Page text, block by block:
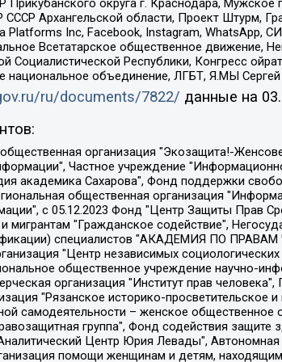
Прикубанского округа г. Краснодара,
Архангельской области, Проект Штурм,
Platforms Inc, Facebook, Instagram, WhatsApp,
Всетатарское общественное
Социалистической Республики, Конгресс
национальное объединение, ЛГБТ, Я.МЫ Сергей
ru/documents/7822/ данные на
организация социальной поддержки населения "Проект Апрель", Региональная общественная организация помощи женщинам и детям, находящимся в кризисной ситуации "Информационно-методический центр "Анна", Фонд содействия развитию массовых коммуникаций и правовому просвещению "Так-так-Так", Фонд содействия устойчивому развитию "Серебряная тайга", Свердловский региональный общественный фонд социальных проектов "Новое время", "Idel.Реалии", Кавказ.Реалии, Крым.Реалии, Телеканал Настоящее Время, Татаро-башкирская служба Радио Свобода (Azatliq Radiosi), Радио Свободная Европа/Радио Свобода (PCE/PC), "Сибирь.Реалии", "Фактограф", Благотворительный фонд помощи осужденным и их семьям, Автономная некоммерческая организация "Институт глобализации и социальных движений", Фонд "В защиту прав заключенных", Частное учреждение "Центр поддержки и содействия развитию средств массовой информации", Пензенский региональный общественный благотворительный фонд "Гражданский союз", "Север.Реалии", Некоммерческая организация Фонд "Правовая инициатива", Общество с ограниченной ответственностью "Радио Свободная Европа/Радио Свобода", Чешское информационное агентство "MEDIUM-ORIENT", Красноярская региональная общественная организация "Мы против СПИДа", Камалягин Денис Николаевич, Маркелов Сергей Евгеньевич, Пономарев Лев Александрович, Савицкая Людмила Алексеевна, Автономная некоммерческая организация "Центр по работе с проблемой насилия "НАСИЛИЮ.НЕТ", Межрегиональный профессиональный союз работников здравоохранения "Альянс врачей", Юридическое лицо, зарегистрированное в Латвийской Республике, SIA "Medusa Project" (регистрационный номер 40103797863, дата регистрации 10.06.2014), Некоммерческая организация "Фонд по борьбе с коррупцией", Автономная некоммерческая организация "Институт права и публичной политики", Баданин Роман Сергеевич, Гликин Максим Александрович, Железнова Мария Михайловна, Лукьянова Юлия Сергеевна, Маетная Елизавета Витальевна, Маняхин Петр Борисович, Чуракова Ольга Владимировна, Ярош Юлия Петровна, Юридическое лицо "The Insider SIA", зарегистрированное в Риге, Латвийская Республика (дата регистрации 26.06.2015), являющееся администратором доменного имени интернет-издания "The Insider SIA", https://theins.ru, Постернак Алексей Евгеньевич, Рубин Михаил Аркадьевич, Анин Роман Александрович, Юридическое лицо Istories fonds, зарегистрированное в Латвийской Республике (регистрационный номер 50008295751, дата регистрации 24.02.2020), Великовский Дмитрий Александрович, Долинина Ирина Николаевна, Мароховская Алеся Алексеевна, Шлейнов Роман Юрьевич, Шмагун Олеся Валентиновна, Общество с ограниченной ответственностью "Альтаир 2021", Общество с ограниченной ответственностью "Вега 2021", Общество с ограниченной ответственностью "Главный редактор 2021", Общество с